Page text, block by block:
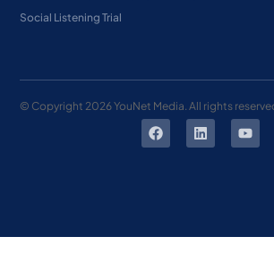
Social Listening Trial
© Copyright 2026YouNet Media. All rights